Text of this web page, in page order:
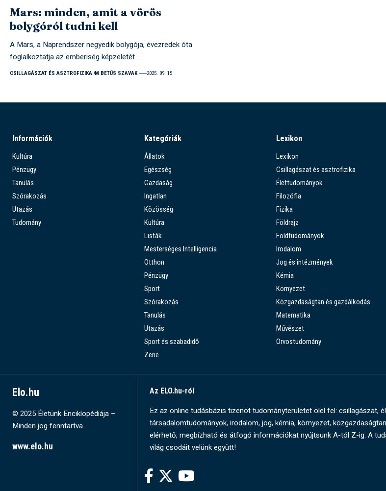
Mars: minden, amit a vörös
bolygóról tudni kell
A Mars, a Naprendszer negyedik bolygója, évezredek óta
foglalkoztatja az emberiség képzeletét.…
CSILLAGÁSZAT ÉS ASZTROFIZIKA M BETŰS SZAVAK 2025. 09. 15.
Információk
Kultúra
Pénzügy
Tanulás
Szórakozás
Utazás
Tudomány
Kategóriák
Állatok
Egészség
Gazdaság
Ingatlan
Közösség
Kultúra
Listák
Mesterséges Intelligencia
Otthon
Pénzügy
Sport
Szórakozás
Tanulás
Utazás
Sport és szabadidő
Zene
Lexikon
Lexikon
Csillagászat és asztrofizika
Élettudományok
Filozófia
Fizika
Földrajz
Földtudományok
Irodalom
Jog és intézmények
Kémia
Környezet
Közgazdaságtan és gazdálkodás
Matematika
Művészet
Orvostudomány
Elo.hu
© 2025 Életünk Enciklopédiája –
Minden jog fenntartva.
www.elo.hu
Az ELO.hu-ról
Ez az online tudásbázis tizenöt tudományterületet ölel fel: csillagászat,
társadalomtudományok, irodalom, jog, kémia, környezet,
elérhető, megbízható és átfogó információkat nyújtsunk A-tól Z-ig. A
világ csodáit velünk együtt!